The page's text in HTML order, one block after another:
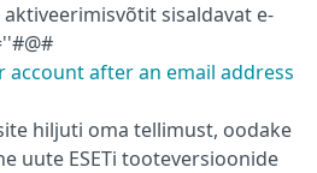
sisaldavat e-
account after an email address
hiljuti oma tellimust, oodake
uute ESETi tooteversioonide